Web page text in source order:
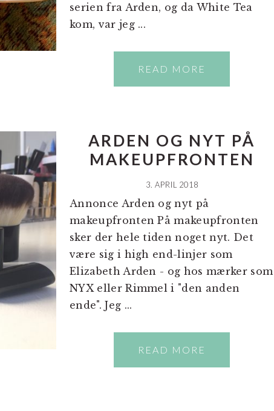
serien fra Arden, og da White Tea
kom, var jeg ...
READ MORE
ARDEN OG NYT PÅ
MAKEUPFRONTEN
3. APRIL 2018
Annonce Arden og nyt på
makeupfronten På makeupfronten
sker der hele tiden noget nyt. Det
være sig i high end-linjer som
Elizabeth Arden - og hos mærker som
NYX eller Rimmel i "den anden
ende". Jeg ...
READ MORE